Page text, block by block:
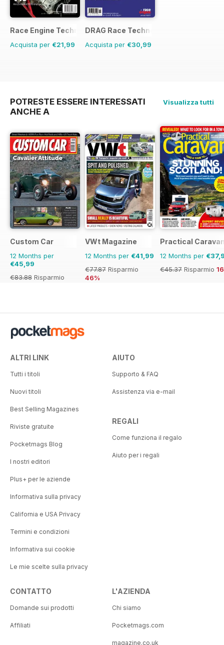
Race Engine Technology
Acquista per €21,99
DRAG Race Technology
Acquista per €30,99
POTRESTE ESSERE INTERESSATI
ANCHE A
Visualizza tutti
Custom Car
12 Months per
€45,99
€83.88 Risparmio
VWt Magazine
12 Months per €41,99
€77.87 Risparmio
46%
Practical
12 Months per
€45.37 Risparmio
ALTRI LINK
Tutti i titoli
Nuovi titoli
Best Selling Magazines
Riviste gratuite
Pocketmags Blog
I nostri editori
Plus+ per le aziende
Informativa sulla privacy
California e USA Privacy
Termini e condizioni
Informativa sui cookie
Le mie scelte sulla privacy
AIUTO
Supporto & FAQ
Assistenza via e-mail
REGALI
Come funziona il regalo
Aiuto per i regali
CONTATTO
Domande sui prodotti
Affiliati
L'AZIENDA
Chi siamo
Pocketmags.com
magazine.co.uk